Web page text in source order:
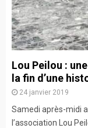
Lou Peilou :
la fin d’une
24 janvier 2019
Samedi après-midi
l’association Lou